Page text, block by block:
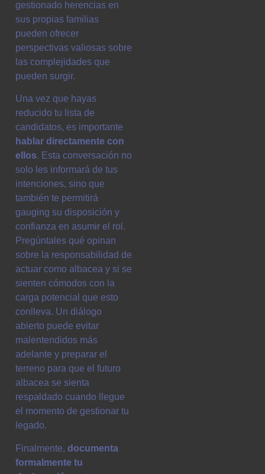
gestionado herencias en
sus propias familias
pueden ofrecer
perspectivas valiosas sobre
las complejidades que
pueden surgir.
Una vez que hayas
reducido tu lista de
candidatos, es importante
hablar directamente con
ellos. Esta conversación no
solo les informará de tus
intenciones, sino que
también te permitirá
gauging su disposición y
confianza en asumir el rol.
Pregúntales qué opinan
sobre la responsabilidad de
actuar como albacea y si se
sienten cómodos con la
carga potencial que esto
conlleva. Un diálogo
abierto puede evitar
malentendidos más
adelante y preparar el
terreno para que el futuro
albacea se sienta
respaldado cuando llegue
el momento de gestionar tu
legado.
Finalmente, documenta
formalmente tu